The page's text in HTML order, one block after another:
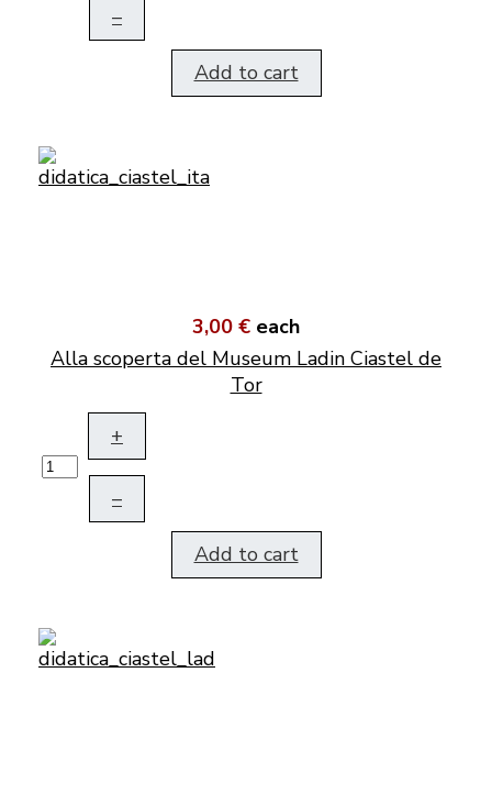
–
Add to cart
3,00 € each
Alla scoperta del Museum Ladin Ciastel de
Tor
+
–
Add to cart